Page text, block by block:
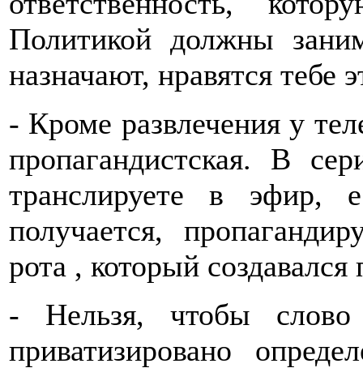
Политикой должны
назначают, нравятся тебе
- Кроме развлечения у
пропагандистская. В
транслируете в эфир,
получается,
рота , который
- Нельзя, чтобы слово
приватизировано